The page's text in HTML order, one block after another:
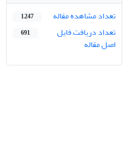
تعداد مشاهده مقاله
1,247
تعداد دریافت فایل
اصل مقاله
691